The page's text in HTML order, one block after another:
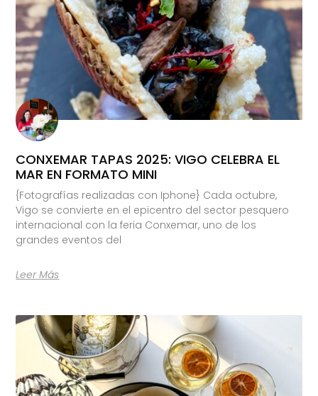
CONXEMAR TAPAS 2025: VIGO CELEBRA EL
MAR EN FORMATO MINI
{Fotografías realizadas con Iphone} Cada octubre,
Vigo se convierte en el epicentro del sector pesquero
internacional con la feria Conxemar, uno de los
grandes eventos del
Leer Más